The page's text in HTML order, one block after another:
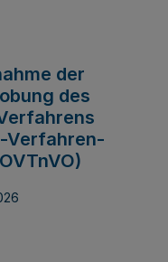
der
des
Verfahren-